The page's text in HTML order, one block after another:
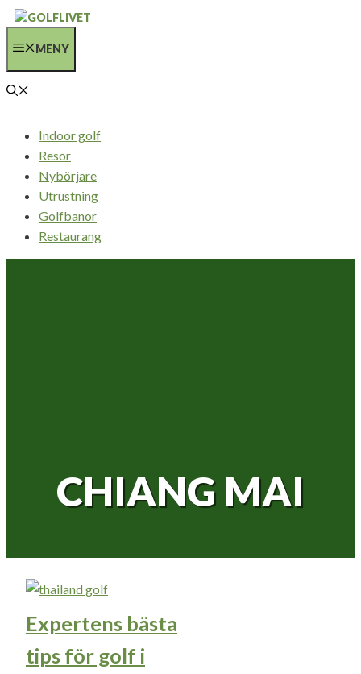
Hoppa
innehållMENY
Indoor golf
Resor
Nybörjare
Utrustning
Golfbanor
Restaurang
CHIANG MAI
Expertens bästa
tips för golf i